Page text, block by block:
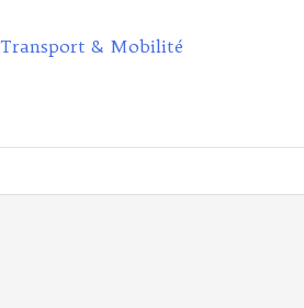
Transport & Mobilité